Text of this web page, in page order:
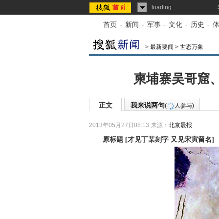
loading...
首页 - 新闻 - 军事 - 文化 - 历史 -
> 最新要闻 > 世态万象
柬埔寨吴哥窟
正文 我来说两句( 人参与)
2013年05月27日08:13 来源： 北京晨报
原标题 [才见丁某刻字 又见宋寅留名]